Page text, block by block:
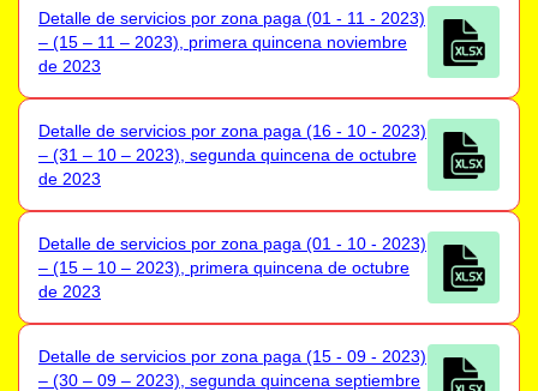
Detalle de servicios por zona paga (01 - 11 - 2023)
– (15 – 11 – 2023), primera quincena noviembre
de 2023
Detalle de servicios por zona paga (16 - 10 - 2023)
– (31 – 10 – 2023), segunda quincena de octubre
de 2023
Detalle de servicios por zona paga (01 - 10 - 2023)
– (15 – 10 – 2023), primera quincena de octubre
de 2023
Detalle de servicios por zona paga (15 - 09 - 2023)
– (30 – 09 – 2023), segunda quincena septiembre